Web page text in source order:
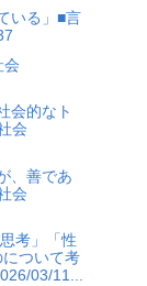
いる」■言
会
会的なト
会
、善であ
会
考」「性
ついて考
03/11...